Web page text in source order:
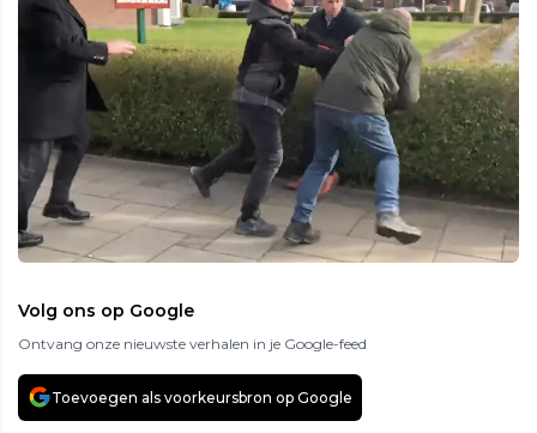
Volg ons op Google
Ontvang onze nieuwste verhalen in je Google-feed
Toevoegen als voorkeursbron op Google